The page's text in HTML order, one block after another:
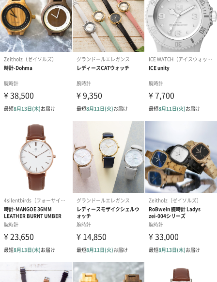
商品詳細情報
商品本体サイ
ズ
幅34mm×奥行12mm×高さ34mm
商品本体重量
パッケージ内
同梱物
取扱説明書、 保証書
直方体化粧箱
パッケージ外
装サイズ
幅28.5cm×奥行6cm×高さ3cm
パッケージ全
体重量
235.5g
製造国
素材
ケース素材：SS(RGPVD)
バンド素材：カーフ革
ガラス素材：風防
仕様
ムーブメント：クォーツ
防水：3気圧防水